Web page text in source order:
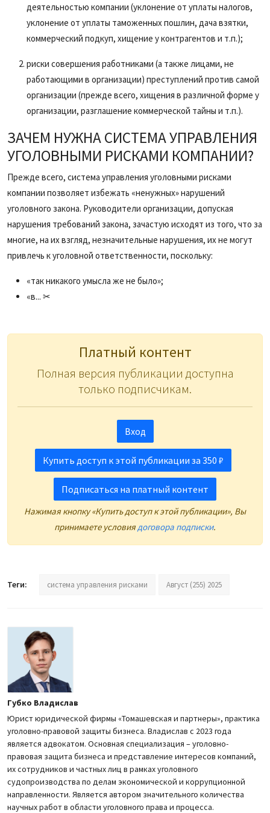
деятельностью компании (уклонение от уплаты налогов,
уклонение от уплаты таможенных пошлин, дача взятки,
коммерческий подкуп, хищение у контрагентов и т.п.);
риски совершения работниками (а также лицами, не
работающими в организации) преступлений против самой
организации (прежде всего, хищения в различной форме у
организации, разглашение коммерческой тайны и т.п.).
ЗАЧЕМ НУЖНА СИСТЕМА УПРАВЛЕНИЯ
УГОЛОВНЫМИ РИСКАМИ КОМПАНИИ?
Прежде всего, система управления уголовными рисками
компании позволяет избежать «ненужных» нарушений
уголовного закона. Руководители организации, допуская
нарушения требований закона, зачастую исходят из того, что за
многие, на их взгляд, незначительные нарушения, их не могут
привлечь к уголовной ответственности, поскольку:
«так никакого умысла же не было»;
«в... ✂
Платный контент
Полная версия публикации доступна
только подписчикам.
Вход
Купить доступ к этой публикации за 350 ₽
Подписаться на платный контент
Нажимая кнопку «Купить доступ к этой публикации», Вы
принимаете условия договора подписки.
Теги: система управления рисками Август (255) 2025
Губко Владислав
Юрист юридической фирмы «Томашевская и партнеры», практика
уголовно-правовой защиты бизнеса. Владислав с 2023 года
является адвокатом. Основная специализация – уголовно-
правовая защита бизнеса и представление интересов компаний,
их сотрудников и частных лиц в рамках уголовного
судопроизводства по делам экономической и коррупционной
направленности. Является автором значительного количества
научных работ в области уголовного права и процесса.